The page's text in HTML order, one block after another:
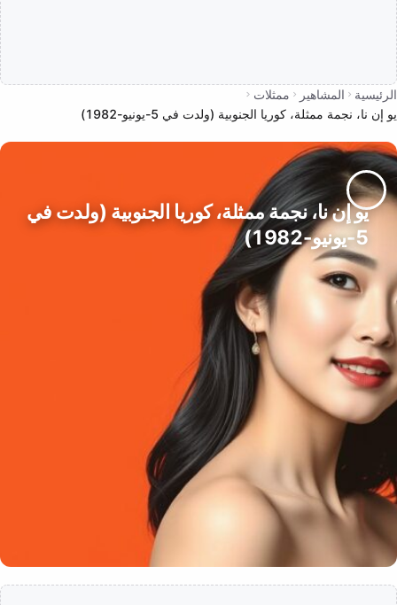
الرئيسية المشاهير
ممثلات
يو إن نا، نجمة ممثلة، كوريا الجنوبية (ولدت في 5-يونيو-1982)
يو إن نا، نجمة ممثلة، كوريا الجنوبية (ولدت في
5-يونيو-1982)